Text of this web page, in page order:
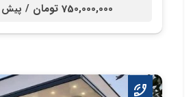
750,000,000 تومان / پیش